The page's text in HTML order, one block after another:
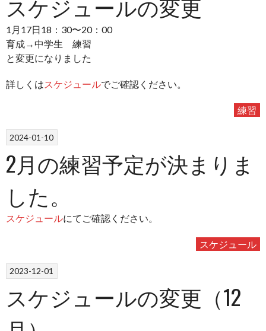
1月17日18：30〜20：00
育成→中学生 練習
と変更になりました
詳しくはスケジュールでご確認ください。
練習
2024-01-10
2月の練習予定が決まりま
した。
スケジュールにてご確認ください。
スケジュール
2023-12-01
スケジュールの変更（12